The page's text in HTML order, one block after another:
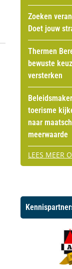
Zoeken
Doet jouw
Thermen
bewuste
versterken
toerisme
naar
meerwaarde
LEES MEER